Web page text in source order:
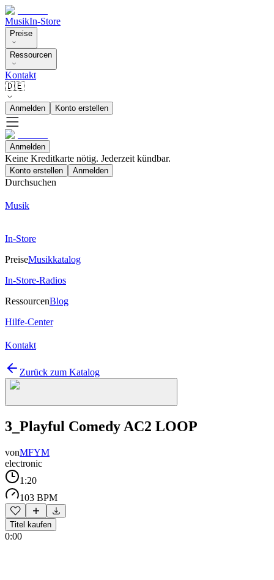
MusikIn-Store
Preise
Ressourcen
Kontakt
🇩🇪
Anmelden Konto erstellen
Anmelden
Keine Kreditkarte nötig. Jederzeit kündbar.
Konto erstellen Anmelden
Durchsuchen
Musik
In-Store
PreiseMusikkatalog
In-Store-Radios
RessourcenBlog
Hilfe-Center
Kontakt
Zurück zum Katalog
3_Playful Comedy AC2 LOOP
vonMFYM
electronic
1:20
103 BPM
Titel kaufen
0:00